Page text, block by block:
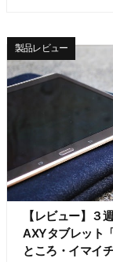
【レビュー】３
AXYタブレット
ところ・イマイ
製品レビュー